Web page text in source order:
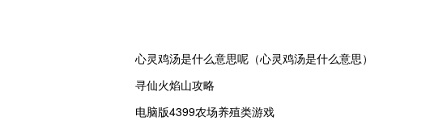
心灵鸡汤是什么意思呢（心灵鸡汤是什么意思）
寻仙火焰山攻略
电脑版4399农场养殖类游戏